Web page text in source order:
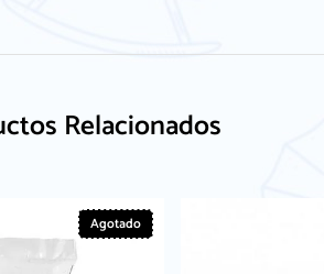
Relacionados
Agotado